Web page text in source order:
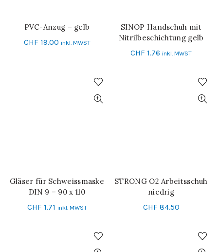
IN DEN WARENKORB
PVC-Anzug – gelb
CHF 19.00 inkl. MWST
IN DEN WARENKORB
SINOP Handschuh mit
Nitrilbeschichtung gelb
Grösse 10
CHF 1.76 inkl. MWST
IN DEN WARENKORB
Gläser für Schweissmaske
DIN 9 – 90 x 110
CHF 1.71 inkl. MWST
SCHNELL-EINKAUF
STRONG O2 Arbeitsschuh
niedrig
CHF 84.50